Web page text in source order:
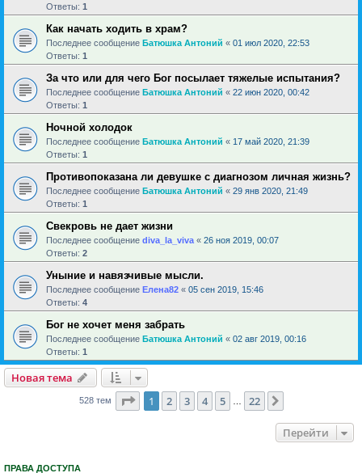
Ответы: 1
Как начать ходить в храм?
Последнее сообщение Батюшка Антоний « 01 июл 2020, 22:53
Ответы: 1
За что или для чего Бог посылает тяжелые испытания?
Последнее сообщение Батюшка Антоний « 22 июн 2020, 00:42
Ответы: 1
Ночной холодок
Последнее сообщение Батюшка Антоний « 17 май 2020, 21:39
Ответы: 1
Противопоказана ли девушке с диагнозом личная жизнь?
Последнее сообщение Батюшка Антоний « 29 янв 2020, 21:49
Ответы: 1
Свекровь не дает жизни
Последнее сообщение diva_la_viva « 26 ноя 2019, 00:07
Ответы: 2
Уныние и навязчивые мысли.
Последнее сообщение Елена82 « 05 сен 2019, 15:46
Ответы: 4
Бог не хочет меня забрать
Последнее сообщение Батюшка Антоний « 02 авг 2019, 00:16
Ответы: 1
Новая тема
528 тем Страница из 22
1 2 3 4 5 22
Перейти
ПРАВА ДОСТУПА